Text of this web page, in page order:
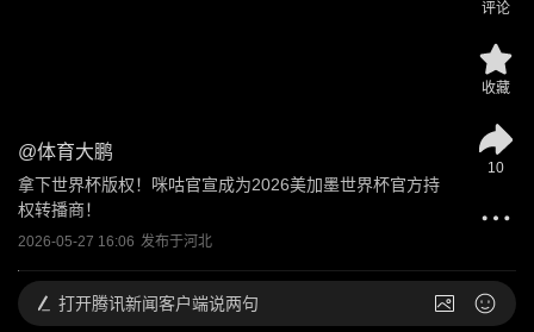
@体育大鹏
拿下世界杯版权！咪咕官宣成为2026美加墨世界杯官方持
权转播商！
2026-05-27 16:06 发布于河北
评论
收藏
10
打开腾讯新闻客户端说两句